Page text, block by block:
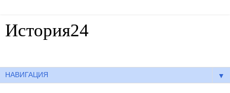
История24
▼